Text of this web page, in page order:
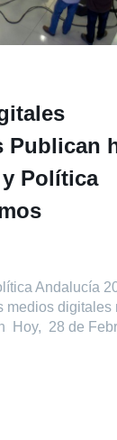
Publican
Política
Andalucía
medios digitales
Hoy, 28 de